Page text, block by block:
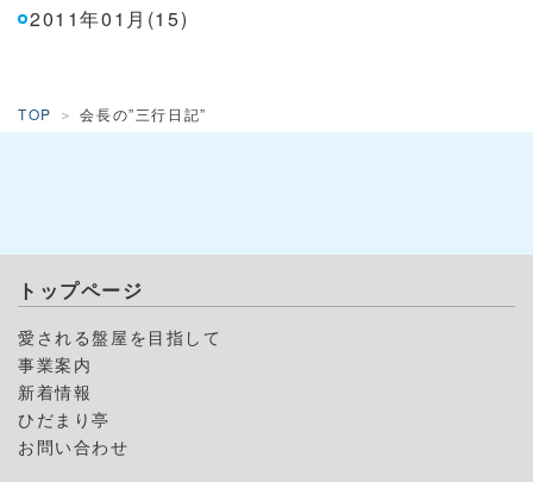
2011年01月(15)
TOP 会長の”三行日記”
トップページ
愛される盤屋を目指して
事業案内
新着情報
ひだまり亭
お問い合わせ